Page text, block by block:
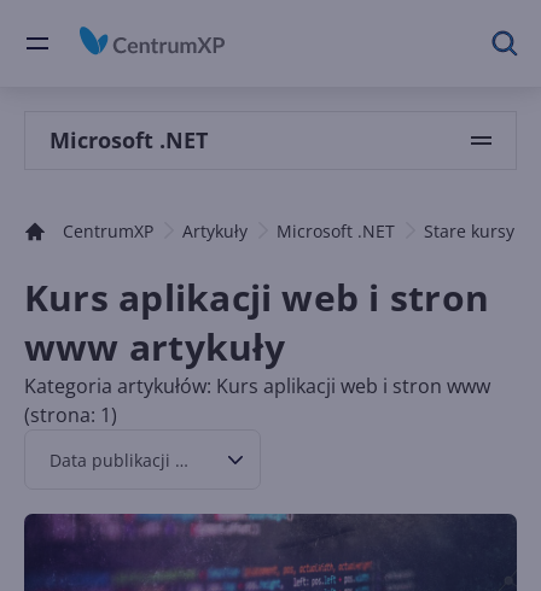
Microsoft .NET
CentrumXP Artykuły Microsoft .NET Stare kursy
Kurs aplikacji web i stron
www artykuły
Kategoria artykułów: Kurs aplikacji web i stron www
(strona: 1)
Data publikacji malejąco